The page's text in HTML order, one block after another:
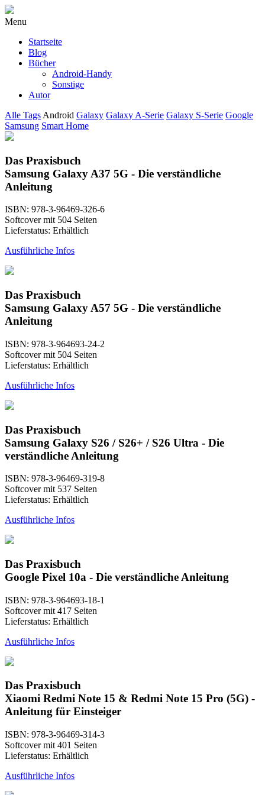
Menu
Startseite
Blog
Bücher
Android-Handy
Sonstige
Autor
Alle Tags Android Galaxy Galaxy A-Serie Galaxy S-Serie Google
Samsung Smart Home
Das Praxisbuch
Samsung Galaxy A37 5G - Die verständliche
Anleitung
ISBN: 978-3-96469-326-6
Softcover mit 504 Seiten
Lieferstatus: Erhältlich
Ausführliche Infos
Das Praxisbuch
Samsung Galaxy A57 5G - Die verständliche
Anleitung
ISBN: 978-3-964693-24-2
Softcover mit 504 Seiten
Lieferstatus: Erhältlich
Ausführliche Infos
Das Praxisbuch
Samsung Galaxy S26 / S26+ / S26 Ultra - Die
verständliche Anleitung
ISBN: 978-3-96469-319-8
Softcover mit 537 Seiten
Lieferstatus: Erhältlich
Ausführliche Infos
Das Praxisbuch
Google Pixel 10a - Die verständliche Anleitung
ISBN: 978-3-964693-18-1
Softcover mit 417 Seiten
Lieferstatus: Erhältlich
Ausführliche Infos
Das Praxisbuch
Xiaomi Redmi Note 15 & Redmi Note 15 Pro (5G) -
Anleitung für Einsteiger
ISBN: 978-3-96469-314-3
Softcover mit 401 Seiten
Lieferstatus: Erhältlich
Ausführliche Infos